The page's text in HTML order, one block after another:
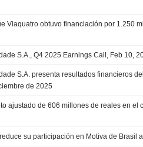
Viaquatro obtuvo financiación por 1.250
S.A., Q4 2025 Earnings Call, Feb 10,
S.A. presenta resultados financieros
de 2025
ajustado de 606 millones de reales en el
su participación en Motiva de Brasil